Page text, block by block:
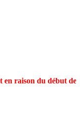
raison du début